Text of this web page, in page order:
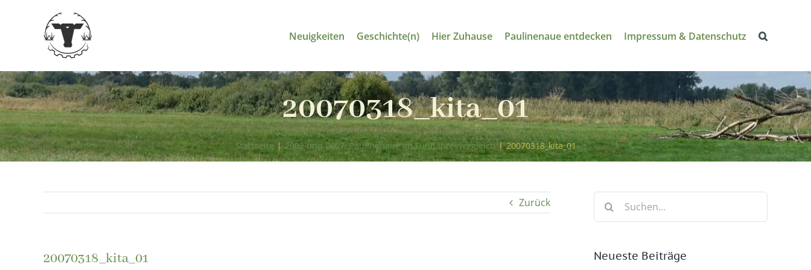
Neuigkeiten Geschichte(n) Hier Zuhause Paulinenaue entdecken Impressum & Datenschutz
20070318_kita_01
Startseite | 2002 und 2007: Paulinenaue im Fünfjahresvergleich | 20070318_kita_01
Zurück
20070318_kita_01
Suche
Neueste Beiträge